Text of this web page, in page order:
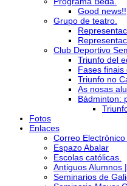
Good news!!
Grupo de teatro.
Club Deportivo
Triunfo del
Fases finais
Triunfo no
As nosas
Bádminton:
Fotos
Enlaces
Correo
Espazo Abalar
Escolas católicas.
Antiguos Alumnos
Seminarios de